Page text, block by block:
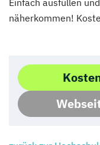
näherkommen!